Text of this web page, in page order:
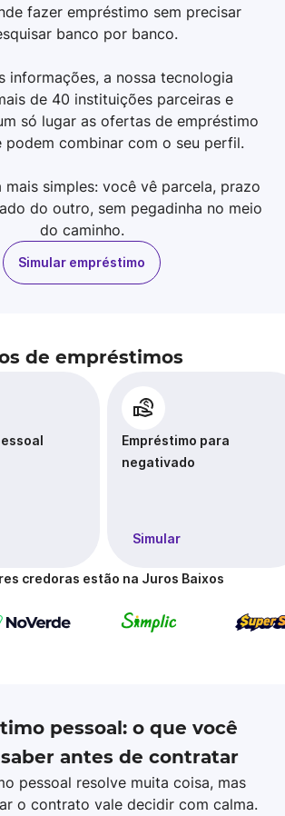
fazer empréstimo sem precisar
banco por banco.
informações, a nossa tecnologia
de 40 instituições parceiras e
só lugar as ofertas de empréstimo
podem combinar com o seu perfil.
simples: você vê parcela, prazo
do outro, sem pegadinha no meio
do caminho.
Simular empréstimo
de empréstimos
Empréstimo para
negativado
Simular
credoras estão na Juros Baixos
pessoal: o que você
antes de contratar
pessoal resolve muita coisa, mas
o contrato vale decidir com calma.